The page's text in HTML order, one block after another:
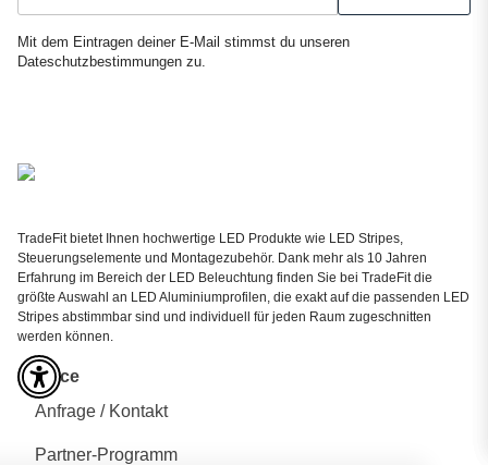
Mit dem Eintragen deiner E-Mail stimmst du unseren
Dateschutzbestimmungen zu.
TradeFit bietet Ihnen hochwertige LED Produkte wie LED Stripes,
Steuerungselemente und Montagezubehör. Dank mehr als 10 Jahren
Erfahrung im Bereich der LED Beleuchtung finden Sie bei TradeFit die
größte Auswahl an LED Aluminiumprofilen, die exakt auf die passenden LED
Stripes abstimmbar sind und individuell für jeden Raum zugeschnitten
werden können.
Service
Anfrage / Kontakt
Partner-Programm